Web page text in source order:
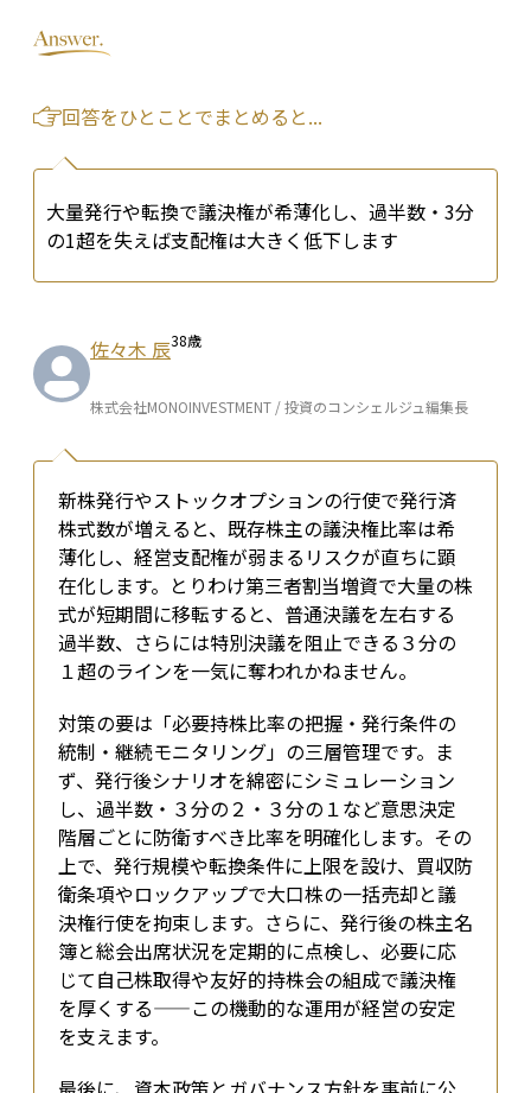
回答をひとことでまとめると...
大量発行や転換で議決権が希薄化し、過半数・3分
の1超を失えば支配権は大きく低下します
佐々木 辰38歳
株式会社MONOINVESTMENT / 投資のコンシェルジュ編集長
新株発行やストックオプションの行使で発行済
株式数が増えると、既存株主の議決権比率は希
薄化し、経営支配権が弱まるリスクが直ちに顕
在化します。とりわけ第三者割当増資で大量の株
式が短期間に移転すると、普通決議を左右する
過半数、さらには特別決議を阻止できる３分の
１超のラインを一気に奪われかねません。
対策の要は「必要持株比率の把握・発行条件の
統制・継続モニタリング」の三層管理です。ま
ず、発行後シナリオを綿密にシミュレーション
し、過半数・３分の２・３分の１など意思決定
階層ごとに防衛すべき比率を明確化します。その
上で、発行規模や転換条件に上限を設け、買収防
衛条項やロックアップで大口株の一括売却と議
決権行使を拘束します。さらに、発行後の株主名
簿と総会出席状況を定期的に点検し、必要に応
じて自己株取得や友好的持株会の組成で議決権
を厚くする——この機動的な運用が経営の安定
を支えます。